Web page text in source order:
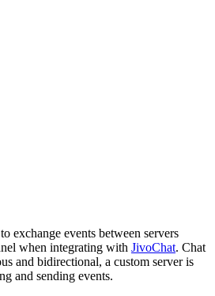
exchange events between servers
when integrating with JivoChat. Chat
and bidirectional, a custom server is
and sending events.